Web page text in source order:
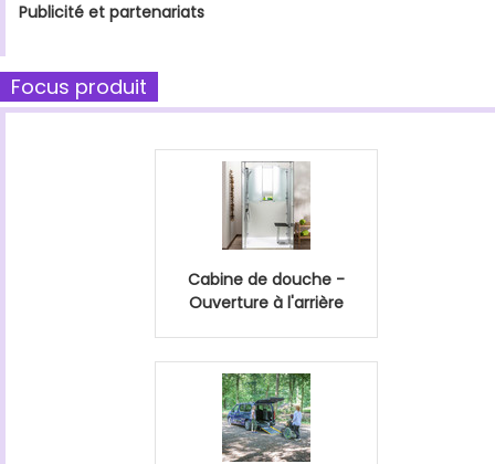
Publicité et partenariats
Focus produit
Cabine de douche -
Ouverture à l'arrière